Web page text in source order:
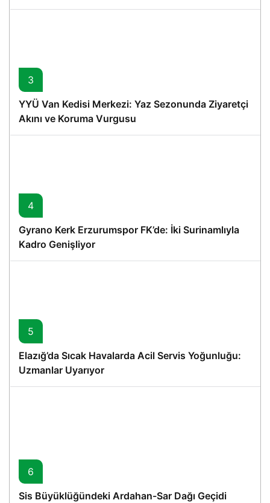
3
YYÜ Van Kedisi Merkezi: Yaz Sezonunda Ziyaretçi
Akını ve Koruma Vurgusu
4
Gyrano Kerk Erzurumspor FK’de: İki Surinamlıyla
Kadro Genişliyor
5
Elazığ’da Sıcak Havalarda Acil Servis Yoğunluğu:
Uzmanlar Uyarıyor
6
Sis Büyüklüğündeki Ardahan-Sar Dağı Geçidi